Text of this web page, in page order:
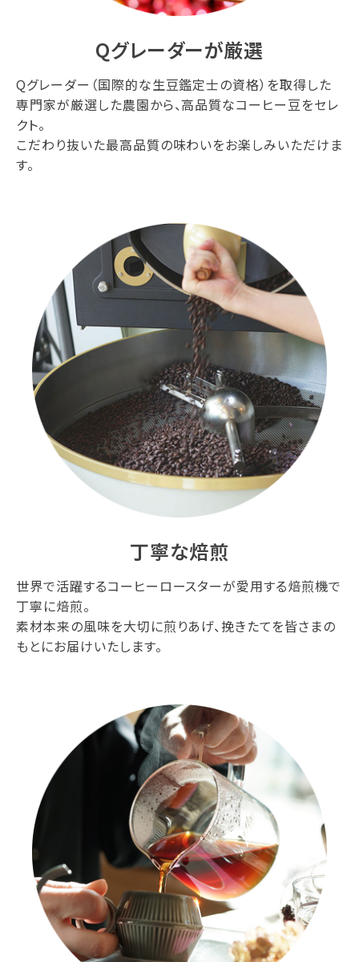
Qグレーダーが厳選
Qグレーダー（国際的な生豆鑑定士の資格）を取得した
専門家が厳選した農園から、高品質なコーヒー豆をセレ
クト。
こだわり抜いた最高品質の味わいをお楽しみいただけま
す。
丁寧な焙煎
世界で活躍するコーヒーロースターが愛用する焙煎機で
丁寧に焙煎。
素材本来の風味を大切に煎りあげ、挽きたてを皆さまの
もとにお届けいたします。